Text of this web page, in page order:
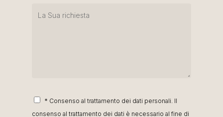
* Consenso al trattamento dei dati personali. Il
consenso al trattamento dei dati è necessario al fine di